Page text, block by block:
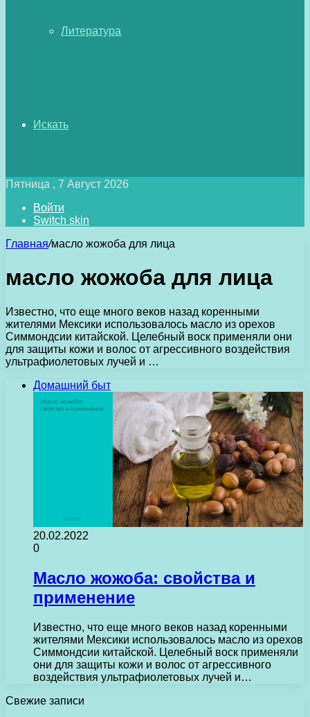
Литература
Искать
Пятница , 7 Август 2026
Войти
Switch skin
Главная/масло жожоба для лица
масло жожоба для лица
Известно, что еще много веков назад коренными
жителями Мексики использовалось масло из орехов
Симмондсии китайской. Целебный воск применяли они
для защиты кожи и волос от агрессивного воздействия
ультрафиолетовых лучей и …
Домашний быт
20.02.2022
0
Масло жожоба: свойства и
применение
Известно, что еще много веков назад коренными
жителями Мексики использовалось масло из орехов
Симмондсии китайской. Целебный воск применяли
они для защиты кожи и волос от агрессивного
воздействия ультрафиолетовых лучей и…
Свежие записи